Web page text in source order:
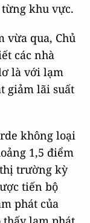
khu vực.
vừa qua, Chủ
các nhà
là với lạm
giảm lãi suất
không loại
1,5 điểm
trường kỳ
tiến bộ
phát của